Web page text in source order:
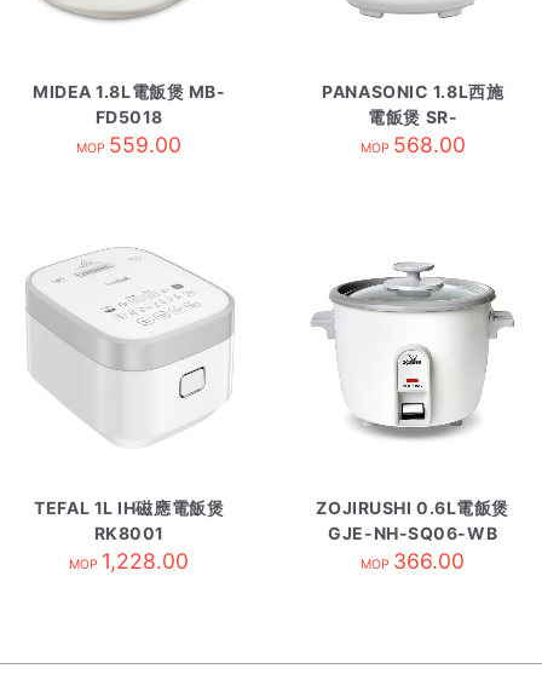
MIDEA 1.8L電飯煲 MB-
FD5018
MOP 559.00
PANASONIC 1.8L西施
電飯煲 SR-
TEM181/MG香濱金
MOP 568.00
TEFAL 1L IH磁應電飯煲
RK8001
MOP 1,228.00
ZOJIRUSHI 0.6L電飯煲
GJE-NH-SQ06-WB
MOP 366.00